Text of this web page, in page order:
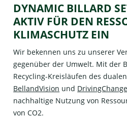
DYNAMIC BILLARD
AKTIV FÜR DEN
KLIMASCHUTZ EIN
Wir bekennen uns zu unserer
gegenüber der Umwelt. Mit der
Recycling-Kreisläufen des
BellandVision und
nachhaltige Nutzung von
von CO2.